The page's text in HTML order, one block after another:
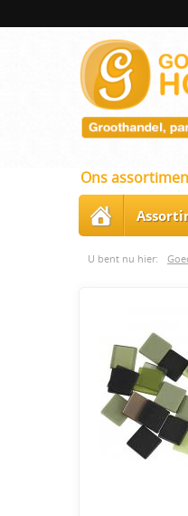
Ons
U bent nu hier: